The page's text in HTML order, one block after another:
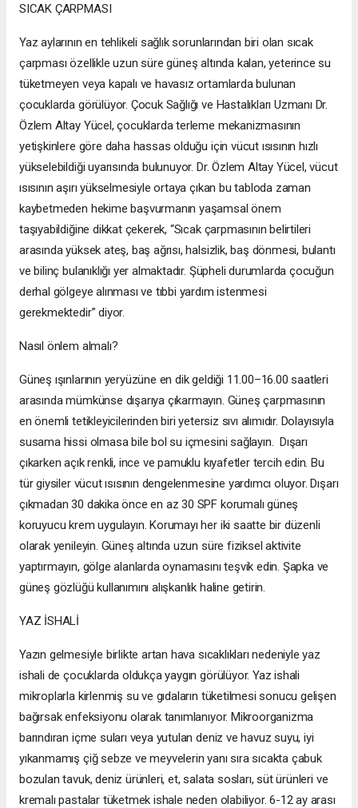
SICAK ÇARPMASI
Yaz aylarının en tehlikeli sağlık sorunlarından biri olan sıcak
çarpması özellikle uzun süre güneş altında kalan, yeterince su
tüketmeyen veya kapalı ve havasız ortamlarda bulunan
çocuklarda görülüyor. Çocuk Sağlığı ve Hastalıkları Uzmanı Dr.
Özlem Altay Yücel, çocuklarda terleme mekanizmasının
yetişkinlere göre daha hassas olduğu için vücut ısısının hızlı
yükselebildiği uyarısında bulunuyor. Dr. Özlem Altay Yücel, vücut
ısısının aşırı yükselmesiyle ortaya çıkan bu tabloda zaman
kaybetmeden hekime başvurmanın yaşamsal önem
taşıyabildiğine dikkat çekerek, “Sıcak çarpmasının belirtileri
arasında yüksek ateş, baş ağrısı, halsizlik, baş dönmesi, bulantı
ve bilinç bulanıklığı yer almaktadır. Şüpheli durumlarda çocuğun
derhal gölgeye alınması ve tıbbi yardım istenmesi
gerekmektedir” diyor.
Nasıl önlem almalı?
Güneş ışınlarının yeryüzüne en dik geldiği 11.00–16.00 saatleri
arasında mümkünse dışarıya çıkarmayın. Güneş çarpmasının
en önemli tetikleyicilerinden biri yetersiz sıvı alımıdır. Dolayısıyla
susama hissi olmasa bile bol su içmesini sağlayın. Dışarı
çıkarken açık renkli, ince ve pamuklu kıyafetler tercih edin. Bu
tür giysiler vücut ısısının dengelenmesine yardımcı oluyor. Dışarı
çıkmadan 30 dakika önce en az 30 SPF korumalı güneş
koruyucu krem uygulayın. Korumayı her iki saatte bir düzenli
olarak yenileyin. Güneş altında uzun süre fiziksel aktivite
yaptırmayın, gölge alanlarda oynamasını teşvik edin. Şapka ve
güneş gözlüğü kullanımını alışkanlık haline getirin.
YAZ İSHALİ
Yazın gelmesiyle birlikte artan hava sıcaklıkları nedeniyle yaz
ishali de çocuklarda oldukça yaygın görülüyor. Yaz ishali
mikroplarla kirlenmiş su ve gıdaların tüketilmesi sonucu gelişen
bağırsak enfeksiyonu olarak tanımlanıyor. Mikroorganizma
barındıran içme suları veya yutulan deniz ve havuz suyu, iyi
yıkanmamış çiğ sebze ve meyvelerin yanı sıra sıcakta çabuk
bozulan tavuk, deniz ürünleri, et, salata sosları, süt ürünleri ve
kremalı pastalar tüketmek ishale neden olabiliyor. 6-12 ay arası